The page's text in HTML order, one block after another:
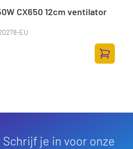
CX650 12cm ventilator
EU
Zum
Schrijf je in voor onze